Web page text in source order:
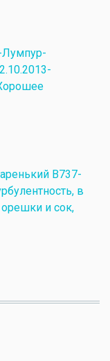
Лумпур-
В737-
в
орешки и сок,